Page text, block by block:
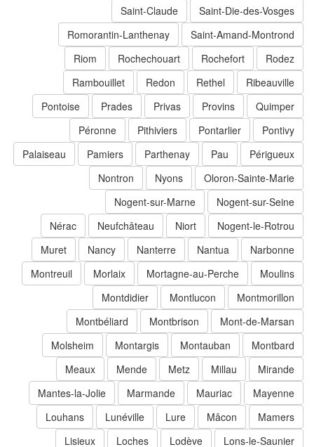
Saint-Die-des-Vosges
Saint-Claude
Saint-Amand-Montrond
Romorantin-Lanthenay
Rodez
Rochefort
Rochechouart
Riom
Ribeauville
Rethel
Redon
Rambouillet
Quimper
Provins
Privas
Prades
Pontoise
Pontivy
Pontarlier
Pithiviers
Péronne
Périgueux
Parthenay
Pamiers
Palaiseau
Oloron-Sainte-Marie
Nyons
Nontron
Nogent-sur-Seine
Nogent-sur-Marne
Nogent-le-Rotrou
Niort
Neufchâteau
Nérac
Narbonne
Nantua
Nanterre
Nancy
Muret
Moulins
Mortagne-au-Perche
Morlaix
Montreuil
Montmorillon
Montlucon
Montdidier
Mont-de-Marsan
Montbrison
Montbéliard
Montbard
Montauban
Montargis
Molsheim
Mirande
Millau
Metz
Mende
Meaux
Mayenne
Mauriac
Marmande
Mantes-la-Jolie
Mamers
Mâcon
Lure
Lunéville
Louhans
Lons-le-Saunier
Lodève
Loches
Lisieux